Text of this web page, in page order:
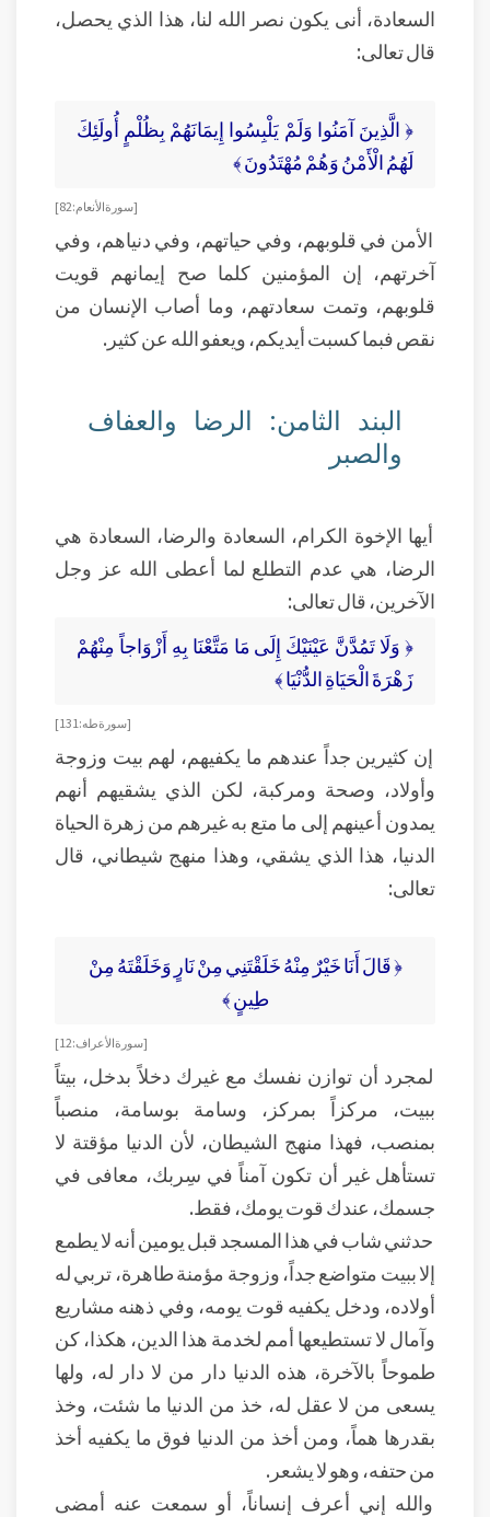
السعادة، أنى يكون نصر الله لنا، هذا الذي يحصل،
قال تعالى:
﴿ الَّذِينَ آمَنُوا وَلَمْ يَلْبِسُوا إِيمَانَهُمْ بِظُلْمٍ أُولَئِكَ
لَهُمُ الْأَمْنُ وَهُمْ مُهْتَدُونَ ﴾
[ سورة الأنعام: 82]
الأمن في قلوبهم، وفي حياتهم، وفي دنياهم، وفي
آخرتهم، إن المؤمنين كلما صح إيمانهم قويت
قلوبهم، وتمت سعادتهم، وما أصاب الإنسان من
نقص فبما كسبت أيديكم، ويعفو الله عن كثير.
البند الثامن: الرضا والعفاف
والصبر
أيها الإخوة الكرام، السعادة والرضا، السعادة هي
الرضا، هي عدم التطلع لما أعطى الله عز وجل
الآخرين، قال تعالى:
﴿ وَلَا تَمُدَّنَّ عَيْنَيْكَ إِلَى مَا مَتَّعْنَا بِهِ أَزْوَاجاً مِنْهُمْ
زَهْرَةَ الْحَيَاةِ الدُّنْيَا ﴾
[ سورة طه: 131]
إن كثيرين جداً عندهم ما يكفيهم، لهم بيت وزوجة
وأولاد، وصحة ومركبة، لكن الذي يشقيهم أنهم
يمدون أعينهم إلى ما متع به غيرهم من زهرة الحياة
الدنيا، هذا الذي يشقي، وهذا منهج شيطاني، قال
تعالى:
﴿ قَالَ أَنَا خَيْرٌ مِنْهُ خَلَقْتَنِي مِنْ نَارٍ وَخَلَقْتَهُ مِنْ
طِينٍ ﴾
[ سورة الأعراف: 12]
لمجرد أن توازن نفسك مع غيرك دخلاً بدخل، بيتاً
ببيت، مركزاً بمركز، وسامة بوسامة، منصباً
بمنصب، فهذا منهج الشيطان، لأن الدنيا مؤقتة لا
تستأهل غير أن تكون آمناً في سِربك، معافى في
جسمك، عندك قوت يومك، فقط.
حدثني شاب في هذا المسجد قبل يومين أنه لا يطمع
إلا ببيت متواضع جداً، وزوجة مؤمنة طاهرة، تربي له
أولاده، ودخل يكفيه قوت يومه، وفي ذهنه مشاريع
وآمال لا تستطيعها أمم لخدمة هذا الدين، هكذا، كن
طموحاً بالآخرة، هذه الدنيا دار من لا دار له، ولها
يسعى من لا عقل له، خذ من الدنيا ما شئت، وخذ
بقدرها هماً، ومن أخذ من الدنيا فوق ما يكفيه أخذ
من حتفه، وهو لا يشعر.
والله إني أعرف إنساناً، أو سمعت عنه أمضى